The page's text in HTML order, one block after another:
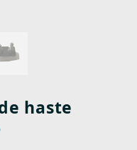
haste